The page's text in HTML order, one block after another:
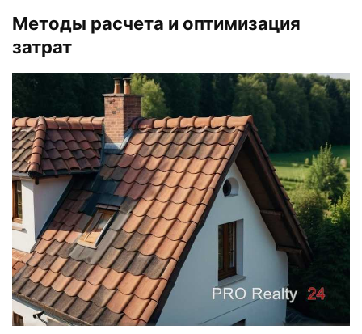
Методы расчета и оптимизация
затрат